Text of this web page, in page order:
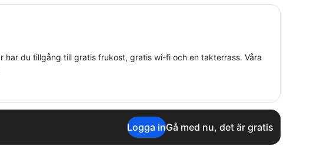
har du tillgång till gratis frukost, gratis wi-fi och en takterrass. Våra
Logga inGå med nu, det är gratis